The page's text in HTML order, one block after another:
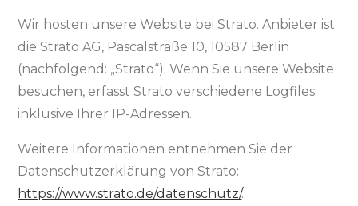
Wir hosten unsere Website bei Strato. Anbieter ist
die Strato AG, Pascalstraße 10, 10587 Berlin
(nachfolgend: „Strato“). Wenn Sie unsere Website
besuchen, erfasst Strato verschiedene Logfiles
inklusive Ihrer IP-Adressen.
Weitere Informationen entnehmen Sie der
Datenschutzerklärung von Strato:
https://www.strato.de/datenschutz/.